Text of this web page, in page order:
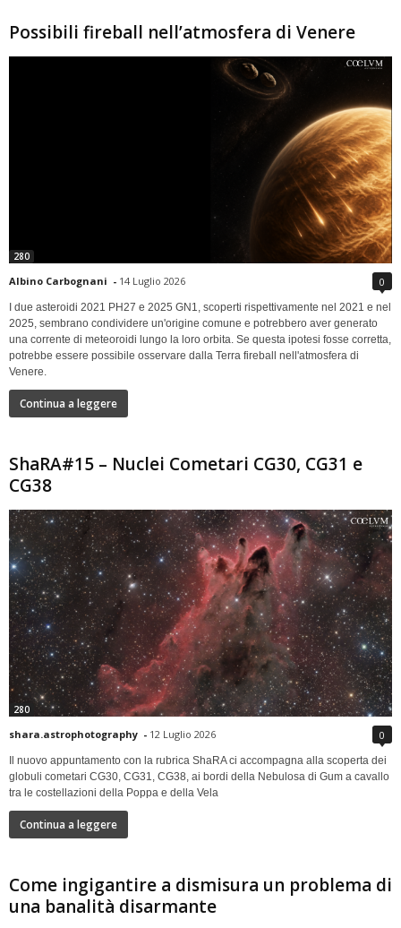
Possibili fireball nell’atmosfera di Venere
280
Albino Carbognani - 14 Luglio 2026 0
I due asteroidi 2021 PH27 e 2025 GN1, scoperti rispettivamente nel 2021 e nel
2025, sembrano condividere un'origine comune e potrebbero aver generato
una corrente di meteoroidi lungo la loro orbita. Se questa ipotesi fosse corretta,
potrebbe essere possibile osservare dalla Terra fireball nell'atmosfera di
Venere.
Continua a leggere
ShaRA#15 – Nuclei Cometari CG30, CG31 e
CG38
280
shara.astrophotography - 12 Luglio 2026 0
Il nuovo appuntamento con la rubrica ShaRA ci accompagna alla scoperta dei
globuli cometari CG30, CG31, CG38, ai bordi della Nebulosa di Gum a cavallo
tra le costellazioni della Poppa e della Vela
Continua a leggere
Come ingigantire a dismisura un problema di
una banalità disarmante